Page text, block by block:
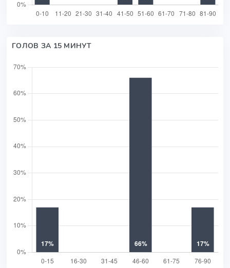
ГОЛОВ ЗА 15 МИНУТ